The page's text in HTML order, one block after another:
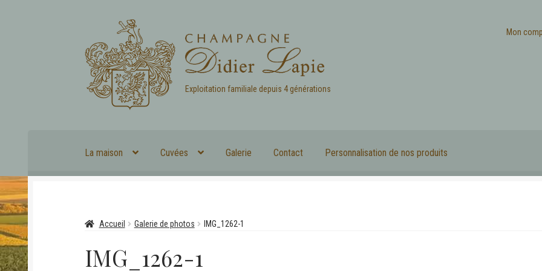
la
navigation
au
contenu
Exploitation familiale depuis 4 générations
Mon
La maison Cuvées Galerie Contact Personnalisation de nos produits
Accueil Galerie de photos IMG_1262-1
IMG_1262-1